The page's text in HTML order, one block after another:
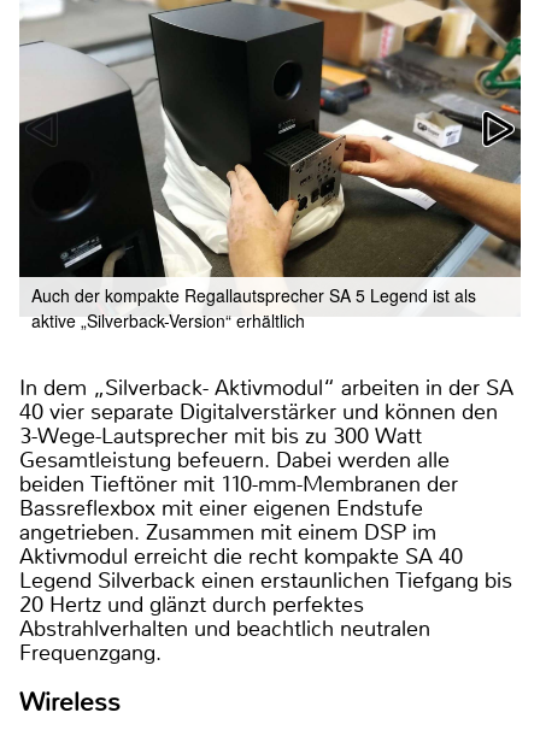
Auch der kompakte Regallautsprecher SA 5 Legend ist als
aktive „Silverback-Version“ erhältlich
In dem „Silverback- Aktivmodul“ arbeiten in der SA
40 vier separate Digitalverstärker und können den
3-Wege-Lautsprecher mit bis zu 300 Watt
Gesamtleistung befeuern. Dabei werden alle
beiden Tieftöner mit 110-mm-Membranen der
Bassreflexbox mit einer eigenen Endstufe
angetrieben. Zusammen mit einem DSP im
Aktivmodul erreicht die recht kompakte SA 40
Legend Silverback einen erstaunlichen Tiefgang bis
20 Hertz und glänzt durch perfektes
Abstrahlverhalten und beachtlich neutralen
Frequenzgang.
Wireless